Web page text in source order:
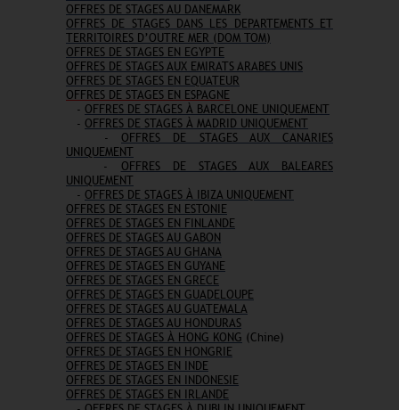
OFFRES DE STAGES AU DANEMARK
OFFRES DE STAGES DANS LES DEPARTEMENTS ET
TERRITOIRES D’OUTRE MER (DOM TOM)
OFFRES DE STAGES EN EGYPTE
OFFRES DE STAGES AUX EMIRATS ARABES UNIS
OFFRES DE STAGES EN EQUATEUR
OFFRES DE STAGES EN ESPAGNE
- OFFRES DE STAGES À BARCELONE UNIQUEMENT
- OFFRES DE STAGES À MADRID UNIQUEMENT
- OFFRES DE STAGES AUX CANARIES
UNIQUEMENT
- OFFRES DE STAGES AUX BALEARES
UNIQUEMENT
- OFFRES DE STAGES À IBIZA UNIQUEMENT
OFFRES DE STAGES EN ESTONIE
OFFRES DE STAGES EN FINLANDE
OFFRES DE STAGES AU GABON
OFFRES DE STAGES AU GHANA
OFFRES DE STAGES EN GUYANE
OFFRES DE STAGES EN GRECE
OFFRES DE STAGES EN GUADELOUPE
OFFRES DE STAGES AU GUATEMALA
OFFRES DE STAGES AU HONDURAS
OFFRES DE STAGES À HONG KONG (Chine)
OFFRES DE STAGES EN HONGRIE
OFFRES DE STAGES EN INDE
OFFRES DE STAGES EN INDONESIE
OFFRES DE STAGES EN IRLANDE